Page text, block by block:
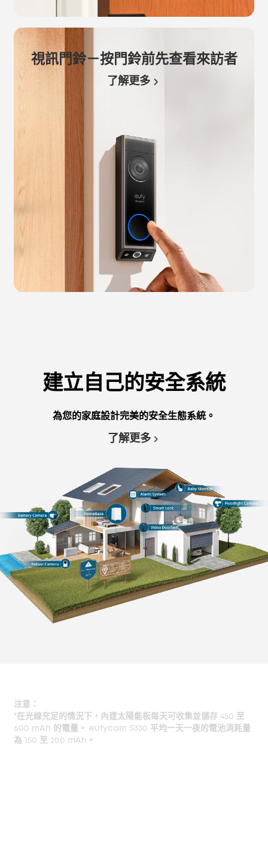
視訊門鈴－按門鈴前先查看來訪者
了解更多
建立自己的安全系統
為您的家庭設計完美的安全生態系統。
了解更多
注意：
*在光線充足的情況下，內建太陽能板每天可收集並儲存 450 至
600 mAh 的電量。 eufycam S330 平均一天一夜的電池消耗量
為 150 至 200 mAh。